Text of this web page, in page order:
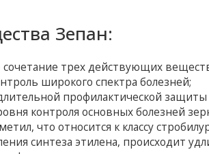
Зепан:
сочетание трех действующих
широкого спектра болезней;
профилактической
контроля основных болезней
что относится к классу
синтеза этилена, происходит